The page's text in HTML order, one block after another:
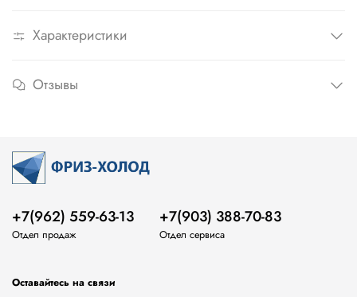
Характеристики
Отзывы
+7(962) 559-63-13
Отдел продаж
+7(903) 388-70-83
Отдел сервиса
Оставайтесь на связи